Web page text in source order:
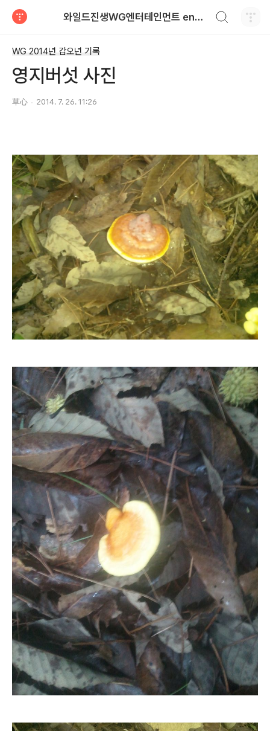
와일드진생WG엔터테인먼트 entertainment
WG 2014년 갑오년 기록
영지버섯 사진
草心 2014. 7. 26. 11:26